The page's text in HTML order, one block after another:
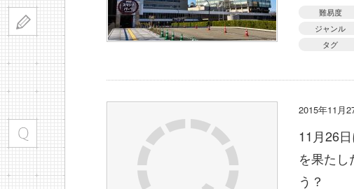
難易度
ジャンル
タグ
2015年11月
11月26
を果たし
う？